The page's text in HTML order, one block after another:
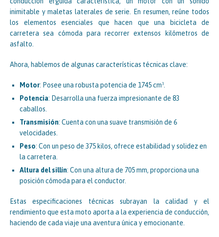
inimitable y maletas laterales de serie. En resumen, reúne todos
los elementos esenciales que hacen que una bicicleta de
carretera sea cómoda para recorrer extensos kilómetros de
asfalto.
Ahora, hablemos de algunas características técnicas clave:
Motor: Posee una robusta potencia de 1745 cm³.
Potencia: Desarrolla una fuerza impresionante de 83
caballos.
Transmisión: Cuenta con una suave transmisión de 6
velocidades.
Peso: Con un peso de 375 kilos, ofrece estabilidad y solidez en
la carretera.
Altura del sillín: Con una altura de 705 mm, proporciona una
posición cómoda para el conductor.
Estas especificaciones técnicas subrayan la calidad y el
rendimiento que esta moto aporta a la experiencia de conducción,
haciendo de cada viaje una aventura única y emocionante.